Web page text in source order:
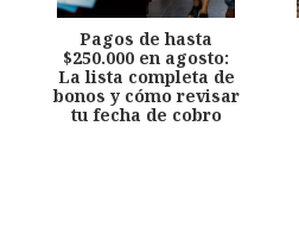
Pagos de hasta
$250.000 en agosto:
La lista completa de
bonos y cómo revisar
tu fecha de cobro